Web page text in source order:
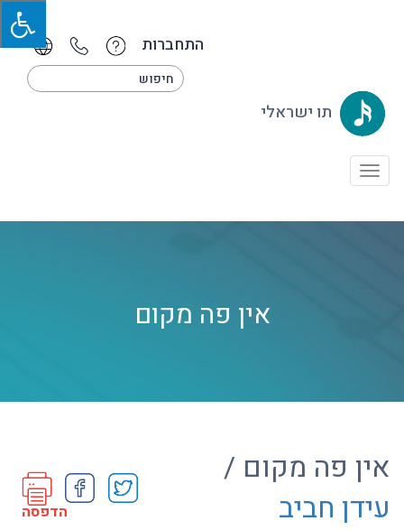
התחברות
תו ישראלי
Toggle
אין פה מקום
אין פה מקום /
עידן חביב
הדפסה